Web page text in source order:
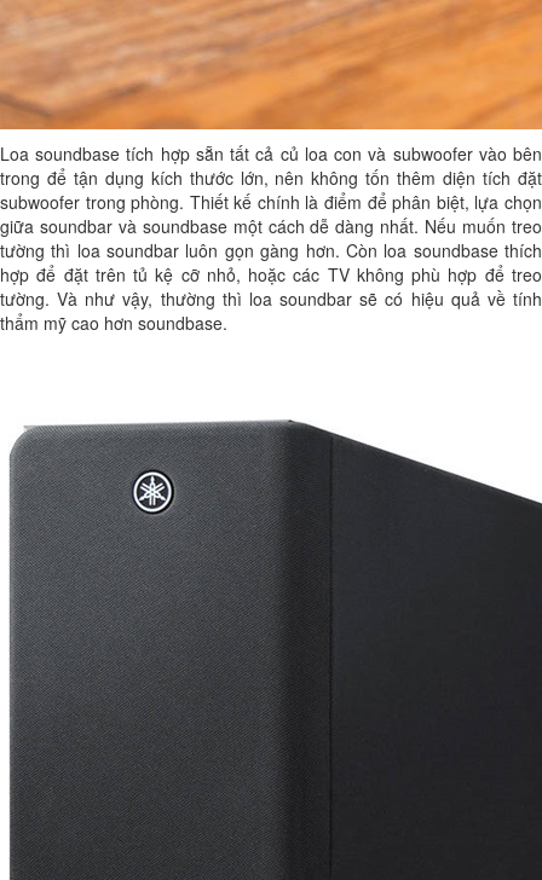
Loa soundbase tích hợp sẵn tất cả củ loa con và subwoofer vào bên
trong để tận dụng kích thước lớn, nên không tốn thêm diện tích đặt
subwoofer trong phòng. Thiết kế chính là điểm để phân biệt, lựa chọn
giữa soundbar và soundbase một cách dễ dàng nhất. Nếu muốn treo
tường thì loa soundbar luôn gọn gàng hơn. Còn loa soundbase thích
hợp để đặt trên tủ kệ cỡ nhỏ, hoặc các TV không phù hợp để treo
tường. Và như vậy, thường thì loa soundbar sẽ có hiệu quả về tính
thẩm mỹ cao hơn soundbase.